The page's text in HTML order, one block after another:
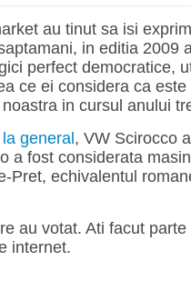
au tinut sa isi
in editia 2009
perfect democratice,
ce ei considera ca
in cursul anului
general , VW Scirocco
a fost considerata
Pret, echivalentul
au votat. Ati facut
internet.